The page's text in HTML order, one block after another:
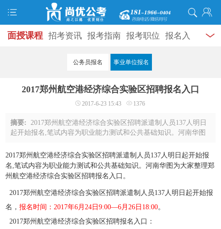
面授课程 招考资讯 报考指南 报考职位 报名入
成绩查询 面试公告 录用公示
学员风采 名师团队
服务信息
公务员报名 事业单位报名
2017郑州航空港经济综合实验区招聘报名入口
2017-6-23 15:43 1376
摘要:2017郑州航空港经济综合实验区招聘派遣制人员137人明日
起开始报名,笔试内容为职业能力测试和公共基础知识。河南华图
航空港经济综合实验区招聘派遣制人员1 ...
2017郑州航空港经济综合实验区招聘派遣制人员137人明日起开始报
名,笔试内容为职业能力测试和公共基础知识。河南华图为大家整理郑
州航空港经济综合实验区招聘报名入口。
2017郑州航空港经济综合实验区招聘派遣制人员137人明日起开始报
名，报名时间：2017年6月24日9:00—6月26日18:00。
2017郑州航空港经济综合实验区招聘报名入口：